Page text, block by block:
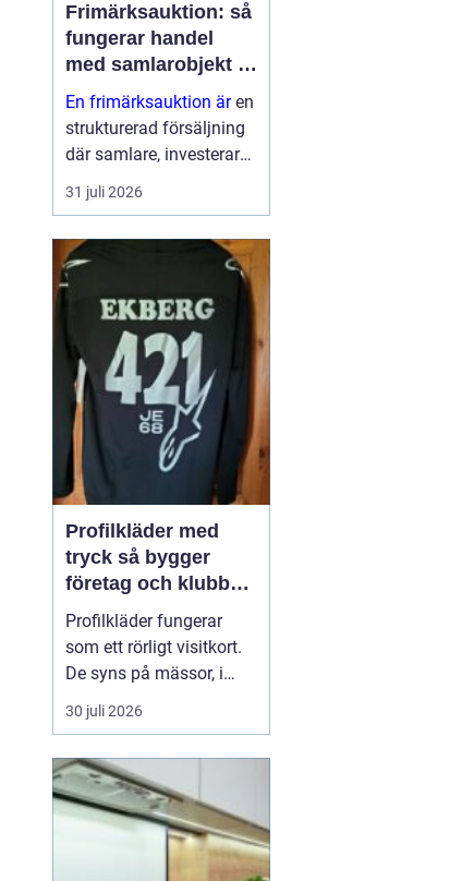
Frimärksauktion: så
fungerar handel
med samlarobjekt i
praktiken
En frimärksauktion ären
strukturerad försäljning
där samlare, investerare
och nybörjare köper och
säljer frimärken genom
31 juli 2026
Profilkläder med
tryck så bygger
företag och klubbar
en starkare identitet
Profilkläder fungerar
som ett rörligt visitkort.
De syns på mässor, i
butiker, på byggen och
längs vägarna. När
genomtänkta, håller god
kvalitet och har ett
tydligt tryck skapar de
igenkänning, stolthet
30 juli 2026